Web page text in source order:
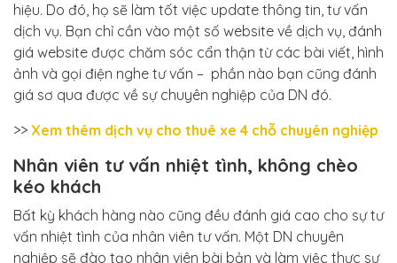
hiệu. Do đó, họ sẽ làm tốt việc update thông tin, tư vấn
dịch vụ. Bạn chỉ cần vào một số website về dịch vụ, đánh
giá website được chăm sóc cẩn thận từ các bài viết, hình
ảnh và gọi điện nghe tư vấn – phần nào bạn cũng đánh
giá sơ qua được về sự chuyên nghiệp của DN đó.
>> Xem thêm dịch vụ cho thuê xe 4 chỗ chuyên nghiệp
Nhân viên tư vấn nhiệt tình, không chèo
kéo khách
Bất kỳ khách hàng nào cũng đều đánh giá cao cho sự tư
vấn nhiệt tình của nhân viên tư vấn. Một DN chuyên
nghiệp sẽ đào tạo nhân viên bài bản và làm việc thực sự